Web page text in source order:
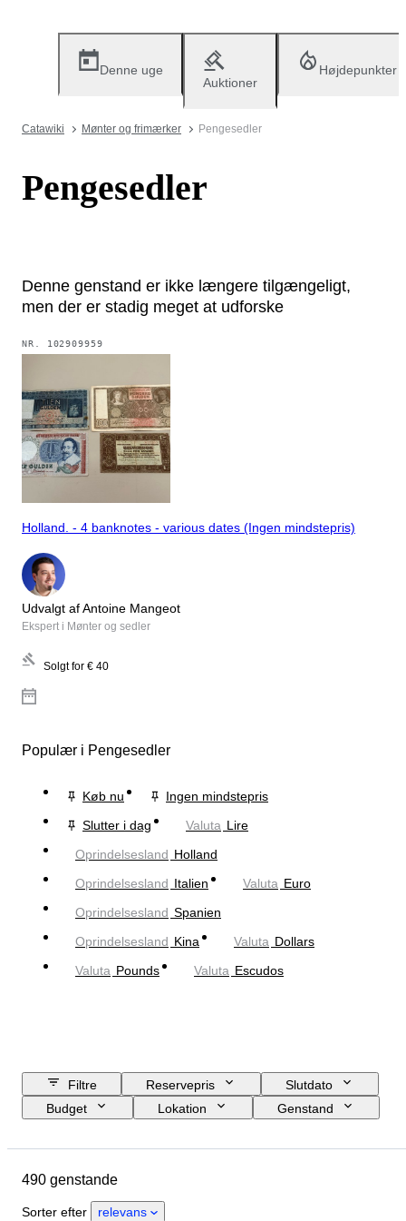
Denne uge
Auktioner
Højdepunkter
Catawiki Mønter og frimærker Pengesedler
Pengesedler
Denne genstand er ikke længere tilgængeligt,
men der er stadig meget at udforske
NR. 102909959
Holland. - 4 banknotes - various dates (Ingen mindstepris)
Udvalgt af Antoine Mangeot
Ekspert i Mønter og sedler
Solgt for € 40
Populær i Pengesedler
Køb nu
Ingen mindstepris
Slutter i dag
Valuta Lire
Oprindelsesland Holland
Oprindelsesland Italien Valuta Euro
Oprindelsesland Spanien
Oprindelsesland Kina Valuta Dollars
Valuta Pounds Valuta Escudos
Filtre Reservepris
Slutdato
Budget
Lokation
Genstand
Æra
490 genstande
Sorter efter relevans